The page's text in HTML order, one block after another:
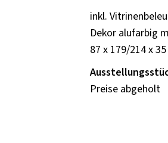
inkl.
Dekor alufarbig
87 x 179/214 x
Preise abgeholt